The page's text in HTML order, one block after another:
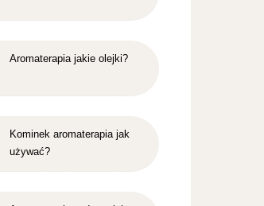
Aromaterapia jakie olejki?
Kominek aromaterapia jak
używać?